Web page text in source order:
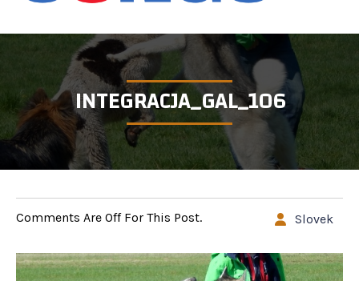
INTEGRACJA_GAL_106
Slovek
Comments Are Off For This Post.